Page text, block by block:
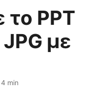
PPT
με
min